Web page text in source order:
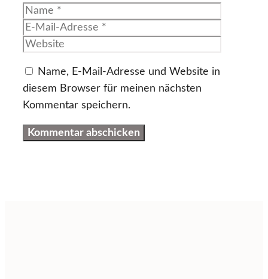
Name
Name, E-Mail-Adresse und Website in
diesem Browser für meinen nächsten
Kommentar speichern.